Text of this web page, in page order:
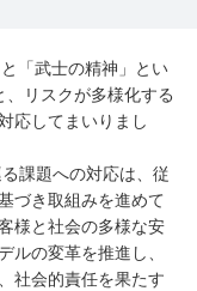
「武士の精神」とい
リスクが多様化する
応してまいりまし
課題への対応は、従
づき取組みを進めて
様と社会の多様な安
ルの変革を推進し、
社会的責任を果たす